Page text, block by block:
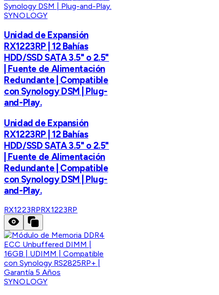
SYNOLOGY
Unidad de Expansión
RX1223RP | 12 Bahías
HDD/SSD SATA 3.5" o 2.5"
| Fuente de Alimentación
Redundante | Compatible
con Synology DSM | Plug-
and-Play.
Unidad de Expansión
RX1223RP | 12 Bahías
HDD/SSD SATA 3.5" o 2.5"
| Fuente de Alimentación
Redundante | Compatible
con Synology DSM | Plug-
and-Play.
RX1223RPRX1223RP
SYNOLOGY